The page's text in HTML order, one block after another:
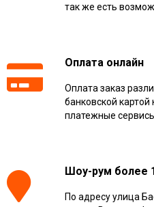
так же есть
Оплата онлайн
Оплата заказ
банковской картой
платежные
Шоу-рум более
По адресу улица